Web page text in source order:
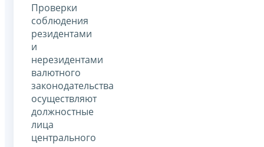
Проверки
соблюдения
резидентами
и
нерезидентами
валютного
законодательства
осуществляют
должностные
лица
центрального